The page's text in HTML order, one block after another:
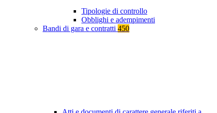
Tipologie di controllo
Obblighi e adempimenti
Bandi di gara e contratti 450